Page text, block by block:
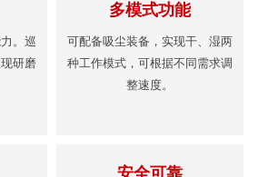
。巡
研磨
多模式功能
可配备吸尘装备，实现干、湿两
种工作模式，可根据不同需求调
整速度。